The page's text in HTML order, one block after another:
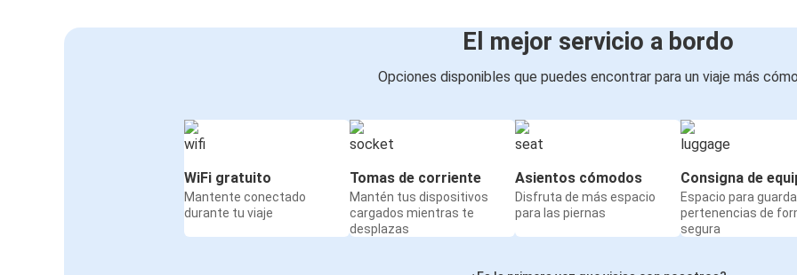
El mejor servicio a bordo
Opciones disponibles que puedes encontrar para un viaje más
WiFi gratuito
Mantente conectado
durante tu viaje
Tomas de corriente
Mantén tus dispositivos
cargados mientras te
desplazas
Asientos cómodos
Disfruta de más espacio
para las piernas
Consigna de
Espacio para
pertenencias de
segura